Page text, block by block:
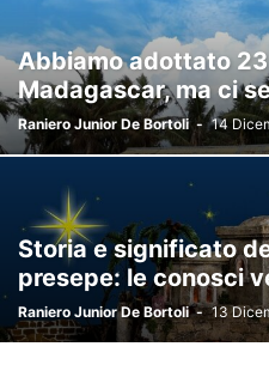
Abbiamo adottato
Madagascar, ma ci
Raniero Junior De Bortoli - 14
Storia e significato
presepe: le conosci
Raniero Junior De Bortoli - 13